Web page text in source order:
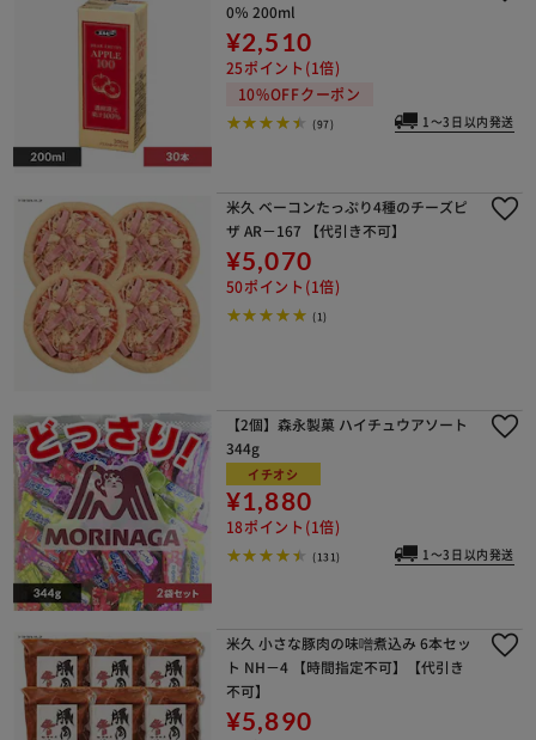
0％ 200ml
¥2,510
25ポイント(1倍)
10%OFFクーポン
(97) 1～3日以内発送
米久 ベーコンたっぷり4種のチーズピ
ザ AR－167 【代引き不可】
¥5,070
50ポイント(1倍)
(1)
【2個】森永製菓 ハイチュウアソート
344g
イチオシ
¥1,880
18ポイント(1倍)
(131) 1～3日以内発送
米久 小さな豚肉の味噌煮込み 6本セッ
ト NH－4 【時間指定不可】【代引き
不可】
¥5,890